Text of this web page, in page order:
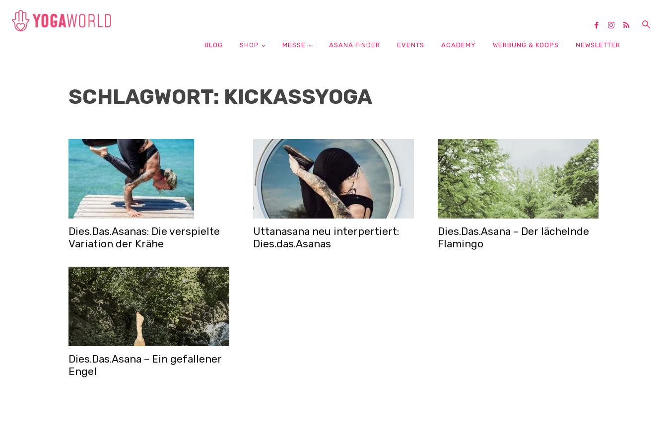
BLOG SHOP MESSE ASANA FINDER EVENTS ACADEMY WERBUNG & KOOPS NEWSLETTER
SCHLAGWORT: KICKASSYOGA
Dies.Das.Asanas: Die verspielte
Variation der Krähe
Uttanasana neu interpertiert:
Dies.das.Asanas
Dies.Das.Asana – Der lächelnde
Flamingo
Dies.Das.Asana – Ein gefallener
Engel